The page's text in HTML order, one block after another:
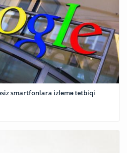
smartfonlara izləmə tətbiqi